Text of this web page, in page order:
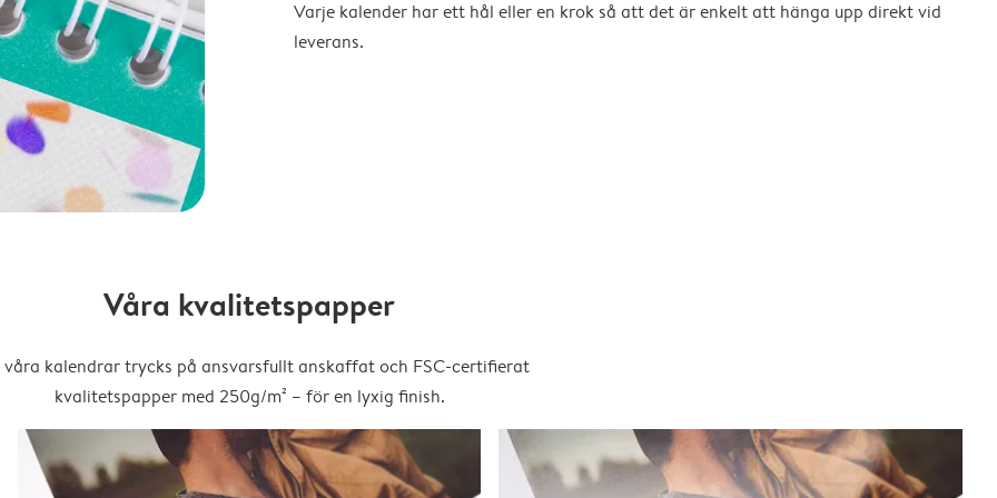
Varje kalender har ett hål eller en krok så att det är enkelt att hänga upp direkt vid
leverans.
Våra kvalitetspapper
kalendrar trycks på ansvarsfullt anskaffat och FSC-certifierat
kvalitetspapper med 250g/m² – för en lyxig finish.